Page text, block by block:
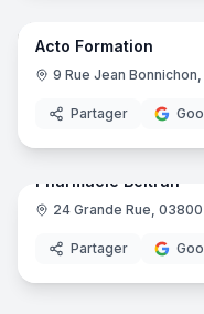
Formation
Acto Formation
9 Rue Jean
Partager
Pharmacie
Pharmacie Beltran
24 Grande Rue, 03800
Partager